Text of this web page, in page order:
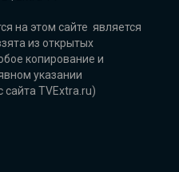
на этом сайте является
из открытых
копирование и
указании
TVExtra.ru)